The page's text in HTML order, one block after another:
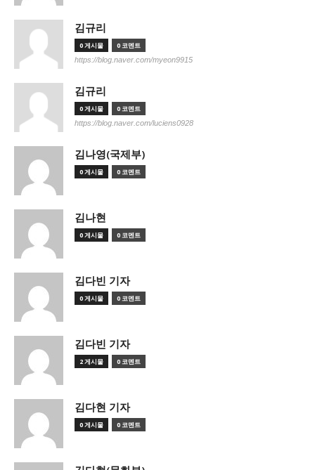
김규리
0 게시물 0 코멘트
https://blog.naver.com/myeon9915
김규리
0 게시물 0 코멘트
https://blog.naver.com/luciens0928
김나영(국제부)
0 게시물 0 코멘트
김나현
0 게시물 0 코멘트
김다빈 기자
0 게시물 0 코멘트
김다빈 기자
2 게시물 0 코멘트
김다현 기자
0 게시물 0 코멘트